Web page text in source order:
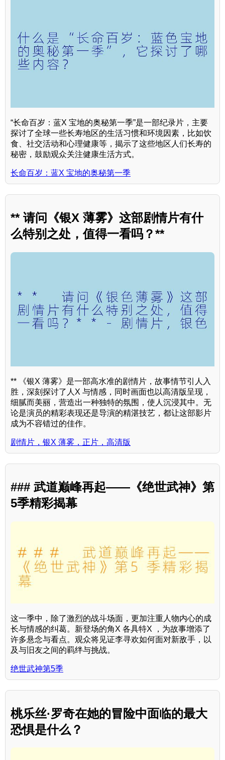
“长命百岁：蓝X 宝地的奥秘第一季”是一部纪录片，主要
探讨了全球一些长寿地区的生活习惯和环境因素，比如饮
食、社交活动和心理健康等，揭示了这些地区人们长寿的
秘密，鼓励观众关注健康生活方式。
长命百岁：蓝X 宝地的奥秘第一季
** 请问《银X 薄雾》这部剧情片有什
么特别之处，值得一看吗？**
** 《银X 薄雾》是一部高水准的剧情片，故事情节引人入
胜，深刻探讨了人X 与情感，同时画面也以高清版呈现，
细腻而美丽，营造出一种独特的氛围，使人沉浸其中。无
论是演员的精彩表现还是导演的精湛技艺，都让这部影片
成为不容错过的佳作。
剧情片，银X 薄雾，正片，高清版
### 武道巅峰再起——《绝世武神》第
5季精彩揭幕
这一季中，除了激烈的战斗场面，更加注重人物内心的成
长与情感的纠葛。新登场的角X 各具特X ，为故事增添了
许多悬念与看点。观众将见证李寻欢如何面对新敌手，以
及与旧友之间的羁绊与挑战。
绝世武神第5季
桃乐丝·罗奇在她的冒险中面临的最大
恐惧是什么？